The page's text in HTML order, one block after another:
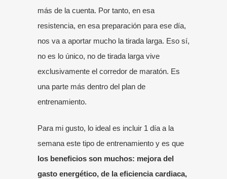
más de la cuenta. Por tanto, en esa
resistencia, en esa preparación para ese día,
nos va a aportar mucho la tirada larga. Eso sí,
no es lo único, no de tirada larga vive
exclusivamente el corredor de maratón. Es
una parte más dentro del plan de
entrenamiento.
Para mi gusto, lo ideal es incluir 1 día a la
semana este tipo de entrenamiento y es que
los beneficios son muchos: mejora del
gasto energético, de la eficiencia cardiaca,